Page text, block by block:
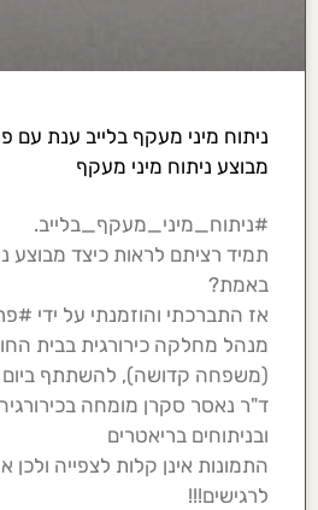
ניתוח מיני מעקף בלייב ענת עם
מבוצע ניתוח מיני מעקף
#ניתוח_מיני_מעקף_בלייב.
תמיד רציתם לראות כיצד מבוצע
באמת?
אז התברכתי והוזמנתי על ידי
מנהל מחלקה כירורגית בבית
(משפחה קדושה), להשתתף ביום
ד"ר נאסר סקרן מומחה
ובניתוחים בריאטרים
התמונות אינן קלות לצפייה ולכן
לרגישים!!!